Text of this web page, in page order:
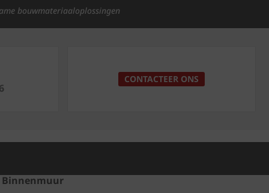
bouwmateriaaloplossingen
CONTACTEER ONS
Binnenmuur